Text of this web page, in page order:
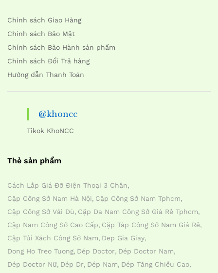
Chính sách Giao Hàng
Chính sách Bảo Mật
Chính sách Bảo Hành sản phẩm
Chính sách Đổi Trả hàng
Hướng dẫn Thanh Toán
@khoncc
Tikok KhoNCC
Thẻ sản phẩm
Cách Lắp Giá Đỡ Điện Thoại 3 Chân
Cặp Công Sở Nam Hà Nội Cặp Công Sở Nam Tphcm
Cặp Công Sở Vải Dù Cặp Da Nam Công Sở Giá Rẻ Tphcm
Cặp Nam Công Sở Cao Cấp Cặp Táp Công Sở Nam Giá Rẻ
Cặp Túi Xách Công Sở Nam Dep Gia Giay
Dong Ho Treo Tuong Dép Doctor Dép Doctor Nam
Dép Doctor Nữ Dép Dr Dép Nam Dép Tăng Chiều Cao